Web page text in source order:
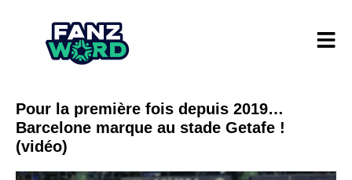
Pour la première fois depuis 2019…
Barcelone marque au stade Getafe !
(vidéo)